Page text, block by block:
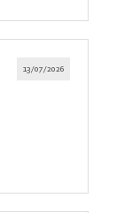
13/07/2026